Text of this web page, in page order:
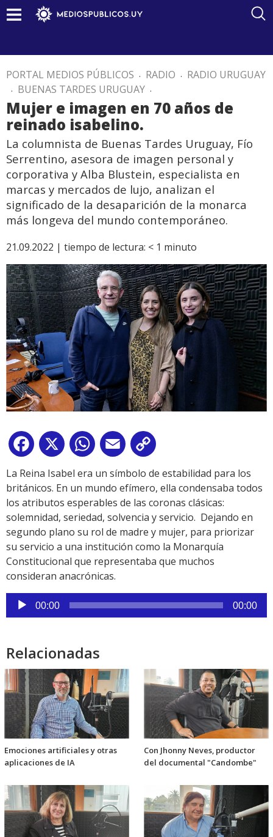
PORTAL MEDIOS PÚBLICOS . RADIO . RADIO URUGUAY
. BUENAS TARDES URUGUAY .
Mujer e imagen en 70 años de
reinado isabelino.
La columnista de Buenas Tardes Uruguay, Fío
Serrentino, asesora de imagen personal y
corporativa y Alba Blustein, especialista en
marcas y mercados de lujo, analizan el
significado de la desaparición de la monarca
más longeva del mundo contemporáneo.
21.09.2022 | tiempo de lectura: < 1 minuto
Facebook
X WhatsApp
Email
Link
La Reina Isabel era un símbolo de estabilidad para los
británicos. En un mundo efímero, ella condensaba todos
los atributos esperables de las coronas clásicas:
solemnidad, seriedad, solvencia y servicio. Dejando en
segundo plano su rol de madre y mujer, para priorizar
su servicio a una institución como la Monarquía
Constitucional que representaba que muchos
consideran anacrónicas.
Reproductor
de
00:00 00:00
Relacionadas
Emociones artificiales y otras
aplicaciones de IA
Con Jhonny Neves, productor
del documental "Candombe"